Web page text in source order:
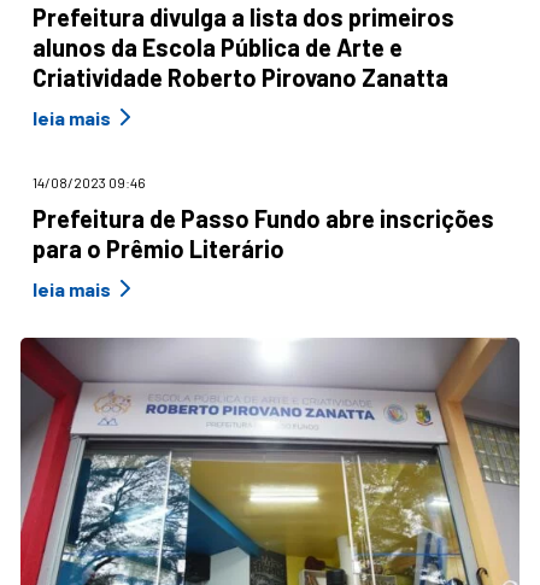
Prefeitura divulga a lista dos primeiros
alunos da Escola Pública de Arte e
Criatividade Roberto Pirovano Zanatta
leia mais
14/08/2023 09:46
Prefeitura de Passo Fundo abre inscrições
para o Prêmio Literário
leia mais